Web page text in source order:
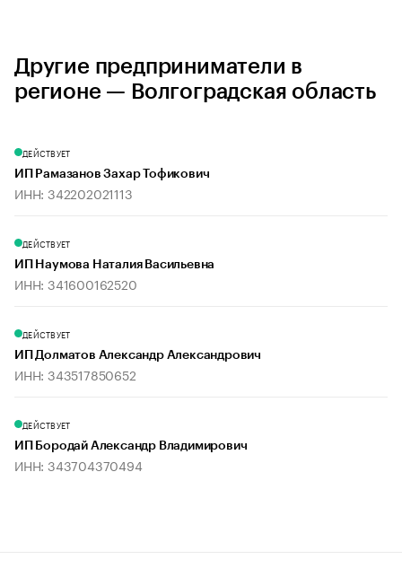
Другие предприниматели в
регионе — Волгоградская область
ДЕЙСТВУЕТ
ИП Рамазанов Захар Тофикович
ИНН: 342202021113
ДЕЙСТВУЕТ
ИП Наумова Наталия Васильевна
ИНН: 341600162520
ДЕЙСТВУЕТ
ИП Долматов Александр Александрович
ИНН: 343517850652
ДЕЙСТВУЕТ
ИП Бородай Александр Владимирович
ИНН: 343704370494